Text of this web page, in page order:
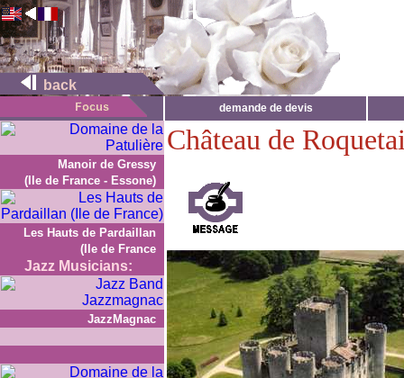
back
demande de devis
Manoir de Gressy
(Ile de France - Essone)
Les Hauts de Pardaillan
(Ile de France
Jazz Musicians:
JazzMagnac
Château de